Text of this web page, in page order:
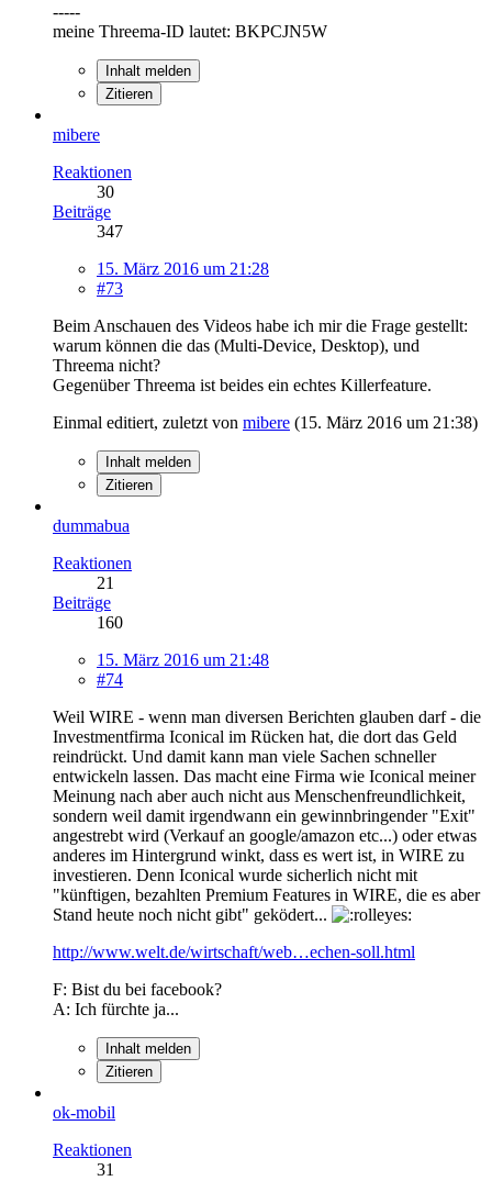
-----
meine Threema-ID lautet: BKPCJN5W
Inhalt melden
Zitieren
mibere
Reaktionen
30
Beiträge
347
15. März 2016 um 21:28
#73
Beim Anschauen des Videos habe ich mir die Frage gestellt:
warum können die das (Multi-Device, Desktop), und
Threema nicht?
Gegenüber Threema ist beides ein echtes Killerfeature.
Einmal editiert, zuletzt von mibere (15. März 2016 um 21:38)
Inhalt melden
Zitieren
dummabua
Reaktionen
21
Beiträge
160
15. März 2016 um 21:48
#74
Weil WIRE - wenn man diversen Berichten glauben darf - die
Investmentfirma Iconical im Rücken hat, die dort das Geld
reindrückt. Und damit kann man viele Sachen schneller
entwickeln lassen. Das macht eine Firma wie Iconical meiner
Meinung nach aber auch nicht aus Menschenfreundlichkeit,
sondern weil damit irgendwann ein gewinnbringender "Exit"
angestrebt wird (Verkauf an google/amazon etc...) oder etwas
anderes im Hintergrund winkt, dass es wert ist, in WIRE zu
investieren. Denn Iconical wurde sicherlich nicht mit
"künftigen, bezahlten Premium Features in WIRE, die es aber
Stand heute noch nicht gibt" geködert...
http://www.welt.de/wirtschaft/web…echen-soll.html
F: Bist du bei facebook?
A: Ich fürchte ja...
Inhalt melden
Zitieren
ok-mobil
Reaktionen
31